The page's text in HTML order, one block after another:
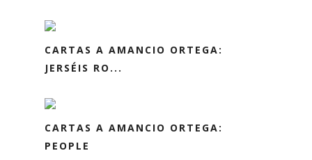
CARTAS A AMANCIO ORTEGA:
JERSÉIS RO...
CARTAS A AMANCIO ORTEGA:
PEOPLE